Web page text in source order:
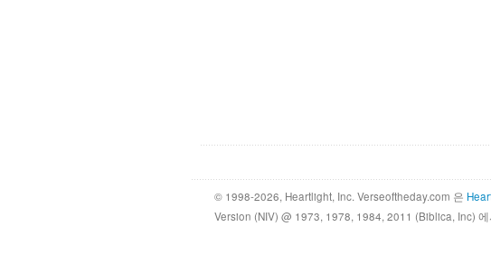
© 1998-2026, Heartlight, Inc. Verseoftheday.com 은
Version (NIV) @ 1973, 1978, 1984, 2011 (Biblica, Inc)